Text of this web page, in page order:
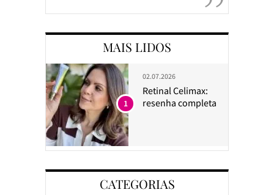
MAIS LIDOS
02.07.2026
Retinal Celimax:
resenha completa
1
CATEGORIAS